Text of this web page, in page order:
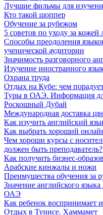
Лучшие фильмы для
Кто такой шоппер
Обучение за рубежом
5 советов по уходу за кожей
Способы преодоления
ученической аудитории
Значимость разговорного
Изучение иностранного
Охрана труда
Отдых на Кубе: чем
Туры в ОАЭ. Информация
Роскошный Дубай
Международная доставка
Как изучить английский
Как выбрать хороший
Чем хороши курсы с
должен быть преподаватель?
Как получить бизнес-
Арабские кинжалы и ножи
Преимущества обучения за
Значение английского
ОАЭ
Как ребенок воспринимает
Отдых в Тунисе. Хаммамет